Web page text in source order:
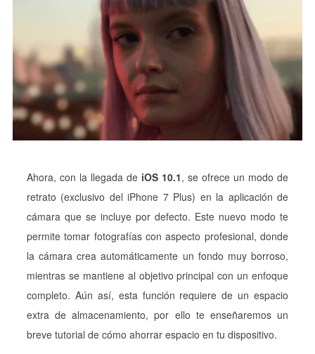
Ahora, con la llegada de iOS 10.1, se ofrece un modo de
retrato (exclusivo del iPhone 7 Plus) en la aplicación de
cámara que se incluye por defecto. Este nuevo modo te
permite tomar fotografías con aspecto profesional, donde
la cámara crea automáticamente un fondo muy borroso,
mientras se mantiene al objetivo principal con un enfoque
completo. Aún así, esta función requiere de un espacio
extra de almacenamiento, por ello te enseñaremos un
breve tutorial de cómo ahorrar espacio en tu dispositivo.